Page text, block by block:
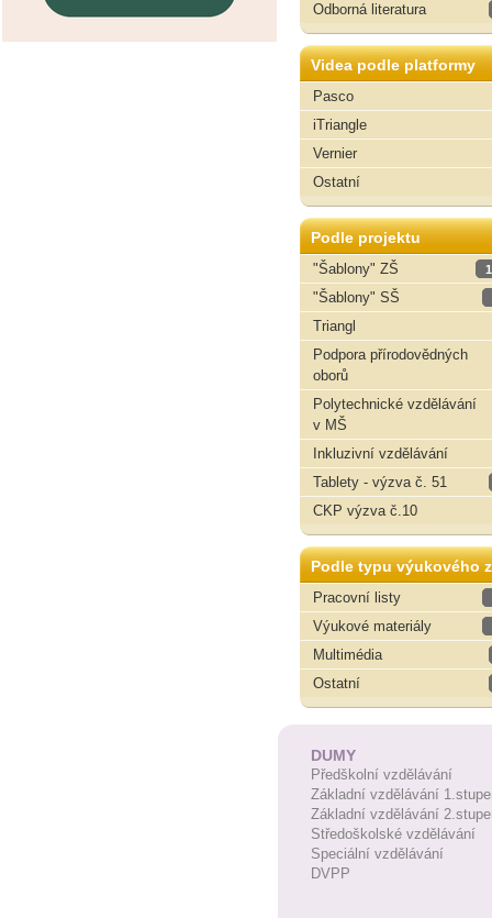
Odborná literatura
Videa podle platformy
Pasco
iTriangle
Vernier
Ostatní
Podle projektu
"Šablony" ZŠ
"Šablony" SŠ
Triangl
Podpora přírodovědných
oborů
Polytechnické vzdělávání
v MŠ
Inkluzivní vzdělávání
Tablety - výzva č. 51
CKP výzva č.10
Podle typu výukového
Pracovní listy
Výukové materiály
Multimédia
Ostatní
DUMY
Předškolní vzdělávání
Základní vzdělávání
Základní vzdělávání
Středoškolské vzdělávání
Speciální vzdělávání
DVPP